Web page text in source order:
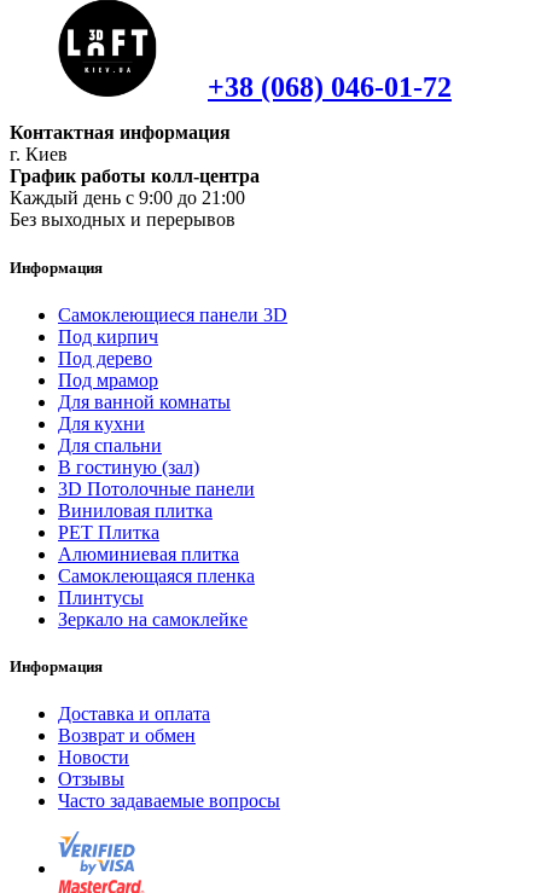
+38 (068) 046-01-72
Контактная информация
г. Киев
График работы колл-центра
Каждый день с 9:00 до 21:00
Без выходных и перерывов
Информация
Самоклеющиеся панели 3D
Под кирпич
Под дерево
Под мрамор
Для ванной комнаты
Для кухни
Для спальни
В гостиную (зал)
3D Потолочные панели
Виниловая плитка
PET Плитка
Алюминиевая плитка
Самоклеющаяся пленка
Плинтусы
Зеркало на самоклейке
Информация
Доставка и оплата
Возврат и обмен
Новости
Отзывы
Часто задаваемые вопросы